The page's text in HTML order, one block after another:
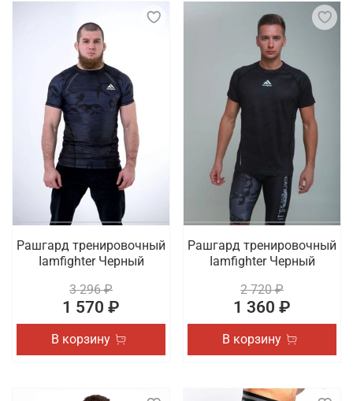
Рашгард тренировочный
Iamfighter Черный
3 296 ₽
1 570 ₽
В корзину
Рашгард тренировочный
Iamfighter Черный
2 720 ₽
1 360 ₽
В корзину